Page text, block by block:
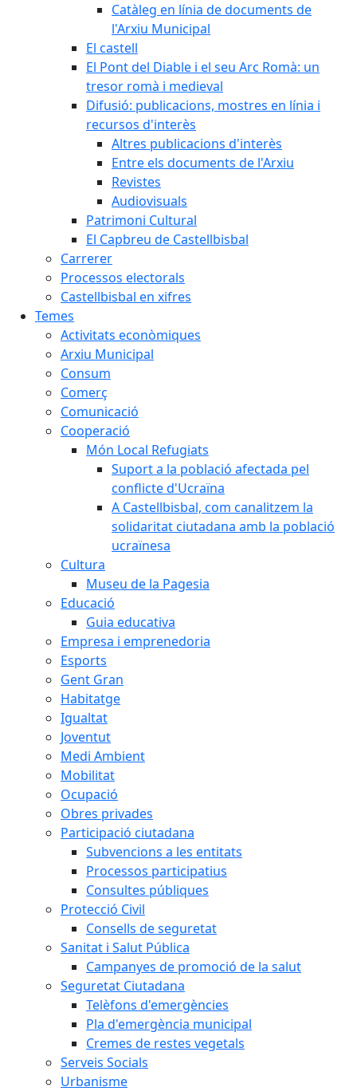
Catàleg en línia de documents de
l'Arxiu Municipal
El castell
El Pont del Diable i el seu Arc Romà: un
tresor romà i medieval
Difusió: publicacions, mostres en línia i
recursos d'interès
Altres publicacions d'interès
Entre els documents de l'Arxiu
Revistes
Audiovisuals
Patrimoni Cultural
El Capbreu de Castellbisbal
Carrerer
Processos electorals
Castellbisbal en xifres
Temes
Activitats econòmiques
Arxiu Municipal
Consum
Comerç
Comunicació
Cooperació
Món Local Refugiats
Suport a la població afectada pel
conflicte d'Ucraïna
A Castellbisbal, com canalitzem la
solidaritat ciutadana amb la població
ucraïnesa
Cultura
Museu de la Pagesia
Educació
Guia educativa
Empresa i emprenedoria
Esports
Gent Gran
Habitatge
Igualtat
Joventut
Medi Ambient
Mobilitat
Ocupació
Obres privades
Participació ciutadana
Subvencions a les entitats
Processos participatius
Consultes públiques
Protecció Civil
Consells de seguretat
Sanitat i Salut Pública
Campanyes de promoció de la salut
Seguretat Ciutadana
Telèfons d'emergències
Pla d'emergència municipal
Cremes de restes vegetals
Serveis Socials
Urbanisme